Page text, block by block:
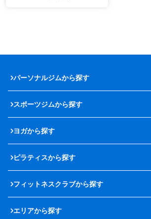
パーソナルジムから探す
スポーツジムから探す
ヨガから探す
ピラティスから探す
フィットネスクラブから探す
エリアから探す